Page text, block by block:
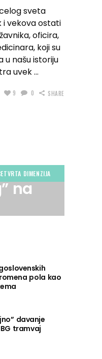
sveta
i vekova ostati
oficira,
koji su
u našu istoriju
uvek
9 0 SHARE
DIMENZIJA
na
pola kao
davanje
tramvaj